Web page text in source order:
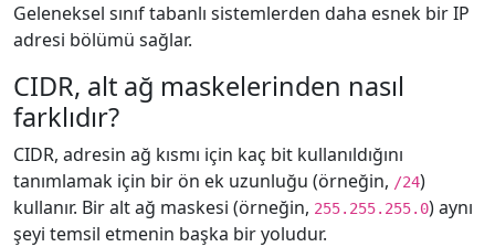
Geleneksel sınıf tabanlı sistemlerden daha esnek bir IP
adresi bölümü sağlar.
CIDR, alt ağ maskelerinden nasıl
farklıdır?
CIDR, adresin ağ kısmı için kaç bit kullanıldığını
tanımlamak için bir ön ek uzunluğu (örneğin, /24)
kullanır. Bir alt ağ maskesi (örneğin, 255.255.255.0) aynı
şeyi temsil etmenin başka bir yoludur.